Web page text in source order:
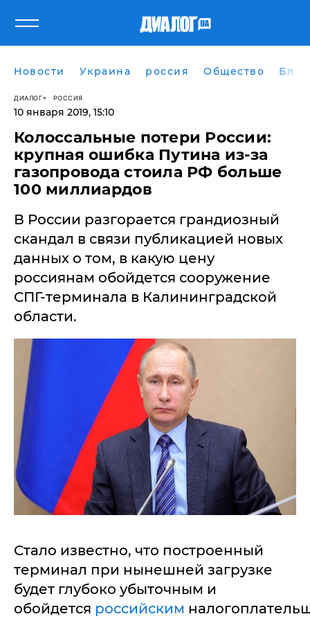
Новости Украина россия Общество
ДИАЛОГ РОССИЯ
10 января 2019, 15:10
Колоссальные потери России:
крупная ошибка Путина из-за
газопровода стоила РФ больше
100 миллиардов
​В России разгорается грандиозный
скандал в связи публикацией новых
данных о том, в какую цену
россиянам обойдется сооружение
СПГ-терминала в Калининградской
области.
Стало известно, что построенный
терминал при нынешней загрузке
будет глубоко убыточным и
обойдется российским